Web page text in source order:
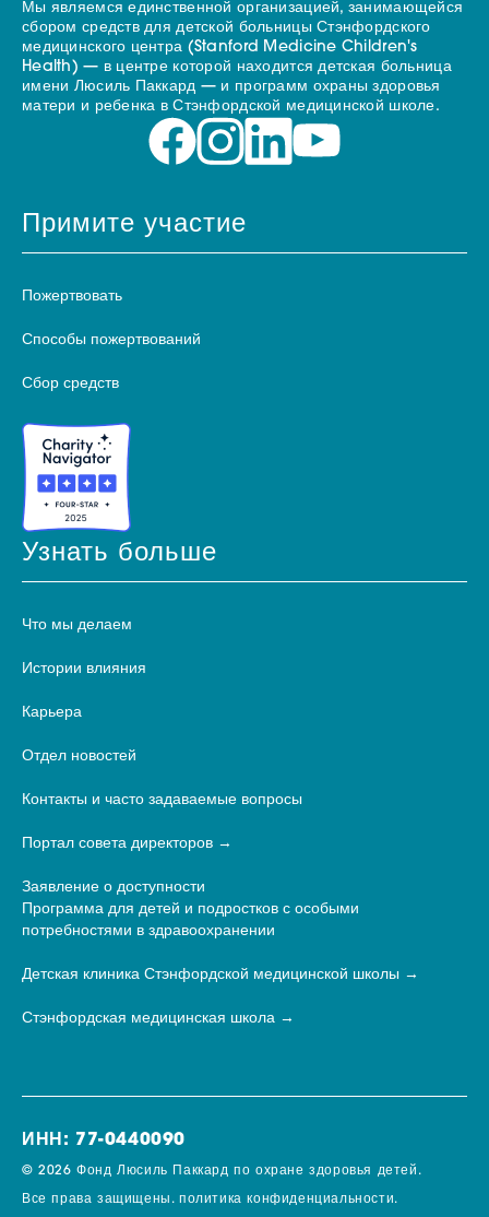
Мы являемся единственной организацией, занимающейся
сбором средств для детской больницы Стэнфордского
медицинского центра (Stanford Medicine Children's
Health) — в центре которой находится детская больница
имени Люсиль Паккард — и программ охраны здоровья
матери и ребенка в Стэнфордской медицинской школе.
Примите участие
Пожертвовать
Способы пожертвований
Сбор средств
Узнать больше
Что мы делаем
Истории влияния
Карьера
Отдел новостей
Контакты и часто задаваемые вопросы
Портал совета директоров
Заявление о доступности
Программа для детей и подростков с особыми
потребностями в здравоохранении
Детская клиника Стэнфордской медицинской школы
Стэнфордская медицинская школа
ИНН: 77-0440090
© 2026 Фонд Люсиль Паккард по охране здоровья детей.
Все права защищены. политика конфиденциальности.